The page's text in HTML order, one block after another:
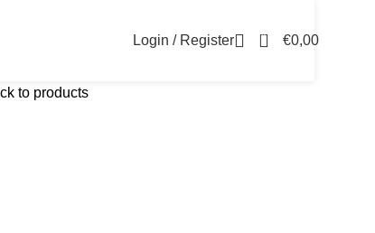
Login / Register 0 €0,00
to products